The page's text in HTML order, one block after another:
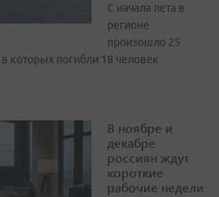
С начала лета в
регионе
произошло 25
которых погибли 18 человек
В ноябре и
декабре
россиян ждут
короткие
рабочие недели